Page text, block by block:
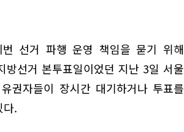
선거 파행 운영 책임을 묻기 위해
선거 본투표일이었던 지난 3일 서울
권자들이 장시간 대기하거나 투표를
다.